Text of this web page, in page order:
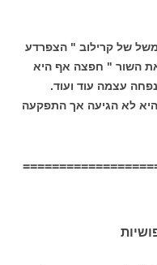
של קרילוב " הצפרדע
השור " חפצה אף היא
עצמה עוד ועוד.
לא הגיעה אך התפקעה